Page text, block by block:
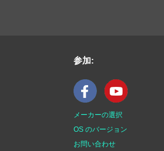
参加:
メーカーの選択
OS のバージョン
お問い合わせ